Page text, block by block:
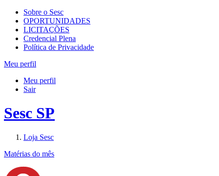
Sobre o Sesc
OPORTUNIDADES
LICITAÇÕES
Credencial Plena
Política de Privacidade
Meu perfil
Meu perfil
Sair
Sesc SP
Loja Sesc
Matérias do mês